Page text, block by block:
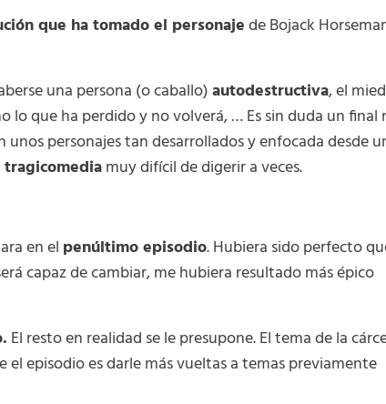
que ha tomado el personajede Bojack
una persona (o caballo)autodestructiva, el
lo que ha perdido y no volverá, … Es sin duda un final
personajes tan desarrollados y enfocada desde
tragicomediamuy difícil de digerir a veces.
en el penúltimo episodio. Hubiera sido perfecto
capaz de cambiar, me hubiera resultado más épico
El resto en realidad se le presupone. El tema de la
episodio es darle más vueltas a temas previamente